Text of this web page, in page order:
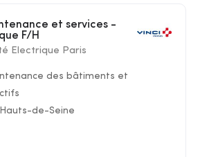
F/H
Electrique Paris
des bâtiments et
de-Seine